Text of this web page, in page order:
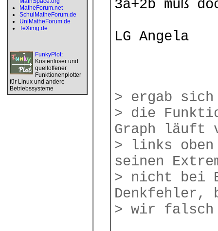
MatheForum.net
SchulMatheForum.de
UniMatheForum.de
TeXimg.de
FunkyPlot:
Kostenloser und
quelloffener
Funktionenplotter
für Linux und andere
Betriebssysteme
3a+2b muß
LG Angela
> ergab sich
> die
Graph läuft
> links oben
seinen
> nicht bei
Denkfehler,
> wir falsch